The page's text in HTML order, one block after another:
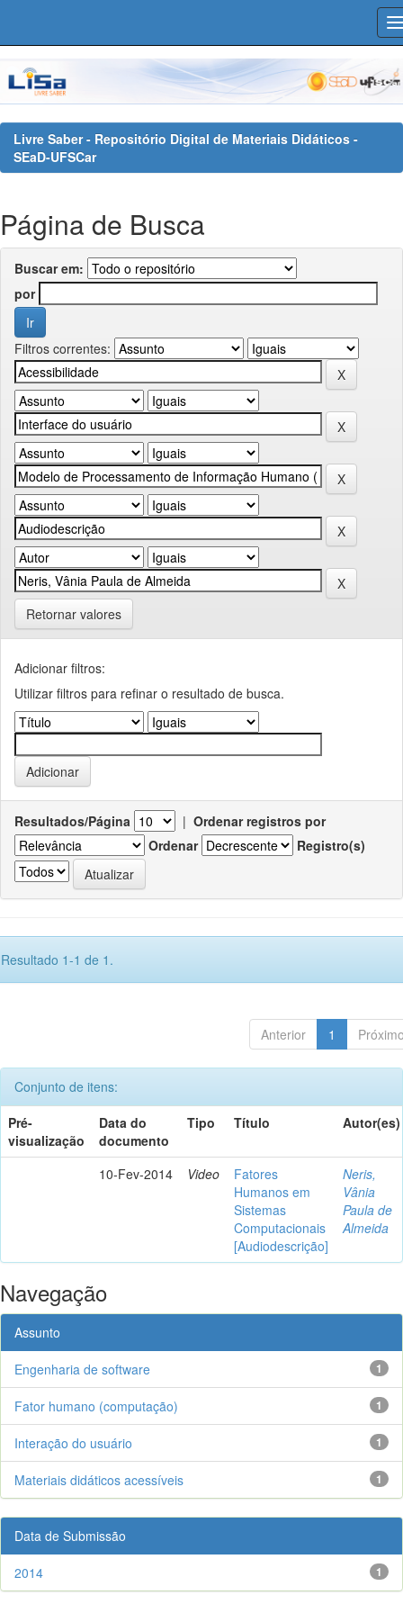
navigation
Livre Saber - Repositório Digital de Materiais Didáticos -
SEaD-UFSCar
Página de Busca
Buscar em:
por
Filtros correntes:
Retornar valores
Adicionar filtros:
Utilizar filtros para refinar o resultado de busca.
Resultados/Página | Ordenar registros por
Ordenar
Registro(s)
Resultado 1-1 de 1.
Anterior 1
Conjunto de itens:
Pré-
visualização
Data do
documento
Tipo Título Autor(es)
10-Fev-2014 Video
Fatores
Humanos em
Sistemas
Computacionais
[Audiodescrição]
Neris,
Vânia
Paula de
Almeida
Navegação
Assunto
1
Engenharia de software
1
Fator humano (computação)
1
Interação do usuário
1
Materiais didáticos acessíveis
Data de Submissão
1
2014